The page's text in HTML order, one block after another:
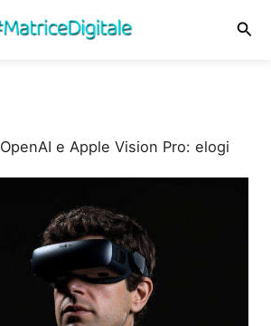
OpenAI e Apple Vision Pro: elogi